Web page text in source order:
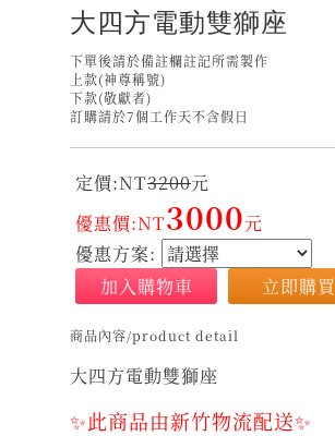
大四方電動雙獅座
下單後請於備註欄註記所需製作
上款(神尊稱號)
下款(敬獻者)
訂購請於7個工作天不含假日
定價:NT3200元
優惠價:NT3000元
優惠方案:
加入購物車
立即購買
商品內容/product detail
大四方電動雙獅座
✨此商品由新竹物流配送✨